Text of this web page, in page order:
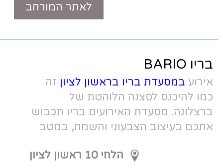
טלפון
לציוןזה
הלוהטת של
בריו תכבוש
והשמח, במטב